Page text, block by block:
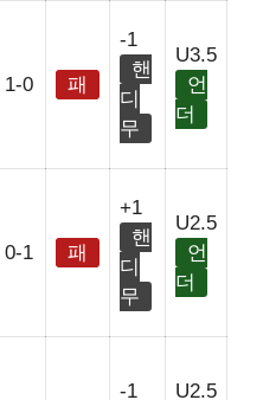
1-0 패
-1
핸
디
무
U3.5
언
더
0-1 패
+1
핸
디
무
U2.5
언
더
-1 U2.5